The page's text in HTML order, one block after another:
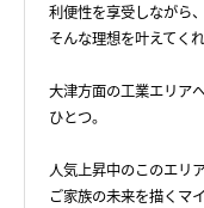
利便性を享受しながら
そんな理想を叶えてく
大津方面の工業エリア
ひとつ。
人気上昇中のこのエリア
ご家族の未来を描くマ